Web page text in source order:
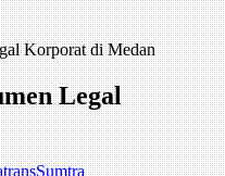
Korporat di Medan
Legal